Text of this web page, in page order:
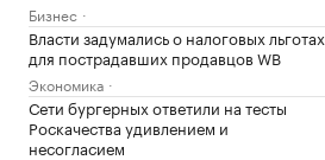
Бизнес
Власти задумались о налоговых льготах
для пострадавших продавцов WB
Экономика
Сети бургерных ответили на тесты
Роскачества удивлением и
несогласием